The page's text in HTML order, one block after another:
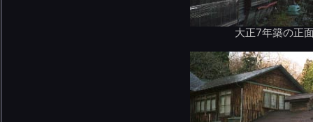
大正7年築の正